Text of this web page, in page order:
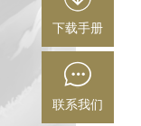
下载手册
联系我们